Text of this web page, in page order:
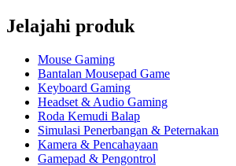
Jelajahi produk
Mouse Gaming
Bantalan Mousepad Game
Keyboard Gaming
Headset & Audio Gaming
Roda Kemudi Balap
Simulasi Penerbangan & Peternakan
Kamera & Pencahayaan
Gamepad & Pengontrol